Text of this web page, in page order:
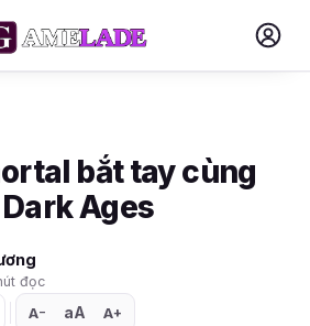
bắt tay cùng
Ages
đọc
A− aA A+